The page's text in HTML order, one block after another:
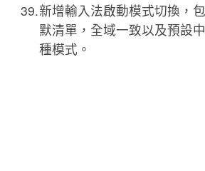
新增輸入法啟動模式切換，
默清單，全域一致以及預設
種模式。